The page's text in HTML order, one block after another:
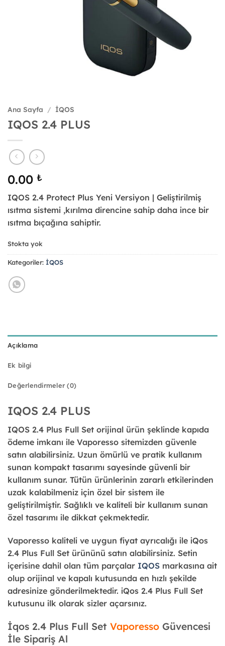
Ana Sayfa / İQOS
IQOS 2.4 PLUS
0.00 ₺
IQOS 2.4 Protect Plus Yeni Versiyon | Geliştirilmiş
ısıtma sistemi ,kırılma direncine sahip daha ince bir
ısıtma bıçağına sahiptir.
Stokta yok
Kategoriler: İQOS
Açıklama
Ek bilgi
Değerlendirmeler (0)
IQOS 2.4 PLUS
IQOS 2.4 Plus Full Set orijinal ürün şeklinde kapıda
ödeme imkanı ile Vaporesso sitemizden güvenle
satın alabilirsiniz. Uzun ömürlü ve pratik kullanım
sunan kompakt tasarımı sayesinde güvenli bir
kullanım sunar. Tütün ürünlerinin zararlı etkilerinden
uzak kalabilmeniz için özel bir sistem ile
geliştirilmiştir. Sağlıklı ve kaliteli bir kullanım sunan
özel tasarımı ile dikkat çekmektedir.
Vaporesso kaliteli ve uygun fiyat ayrıcalığı ile iQos
2.4 Plus Full Set ürününü satın alabilirsiniz. Setin
içerisine dahil olan tüm parçalar IQOS markasına ait
olup orijinal ve kapalı kutusunda en hızlı şekilde
adresinize gönderilmektedir. iQos 2.4 Plus Full Set
kutusunu ilk olarak sizler açarsınız.
İqos 2.4 Plus Full Set Vaporesso Güvencesi
İle Sipariş Al